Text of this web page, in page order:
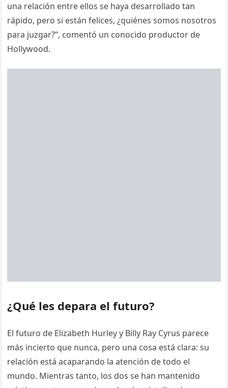
una relación entre ellos se haya desarrollado tan
rápido, pero si están felices, ¿quiénes somos nosotros
para juzgar?”, comentó un conocido productor de
Hollywood.
¿Qué les depara el futuro?
El futuro de Elizabeth Hurley y Billy Ray Cyrus parece
más incierto que nunca, pero una cosa está clara: su
relación está acaparando la atención de todo el
mundo. Mientras tanto, los dos se han mantenido